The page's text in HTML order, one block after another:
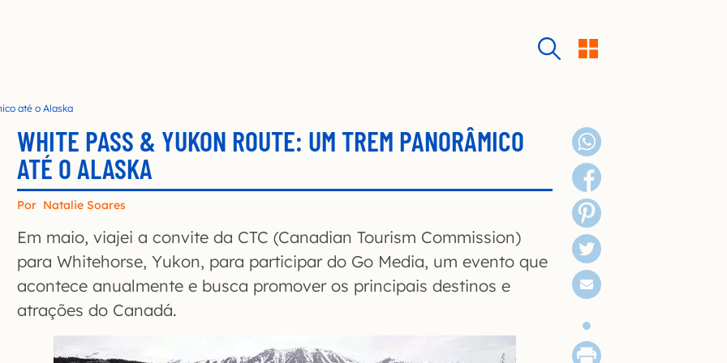
até o Alaska
WHITE PASS & YUKON ROUTE: UM TREM PANORÂMICO
ATÉ O ALASKA
Por Natalie Soares
Em maio, viajei a convite da CTC (Canadian Tourism Commission)
para Whitehorse, Yukon, para participar do Go Media, um evento que
acontece anualmente e busca promover os principais destinos e
atrações do Canadá.